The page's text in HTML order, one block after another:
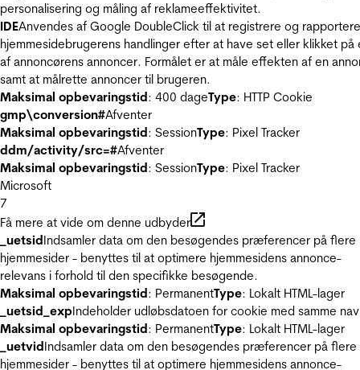
personalisering og måling af reklameeffektivitet.
IDEAnvendes af Google DoubleClick til at registrere og
hjemmesidebrugerens handlinger efter at have set eller klikket på
af annoncørens annoncer. Formålet er at måle effekten af en
samt at målrette annoncer til brugeren.
Maksimal opbevaringstid: 400 dageType: HTTP Cookie
gmp\conversion#Afventer
Maksimal opbevaringstid: SessionType: Pixel Tracker
ddm/activity/src=#Afventer
Maksimal opbevaringstid: SessionType: Pixel Tracker
Microsoft
7
Få mere at vide om denne udbyder
_uetsidIndsamler data om den besøgendes præferencer på flere
hjemmesider - benyttes til at optimere hjemmesidens annonce-
relevans i forhold til den specifikke besøgende.
Maksimal opbevaringstid: PermanentType: Lokalt HTML-lager
_uetsid_expIndeholder udløbsdatoen for cookie med samme
Maksimal opbevaringstid: PermanentType: Lokalt HTML-lager
_uetvidIndsamler data om den besøgendes præferencer på flere
hjemmesider - benyttes til at optimere hjemmesidens annonce-